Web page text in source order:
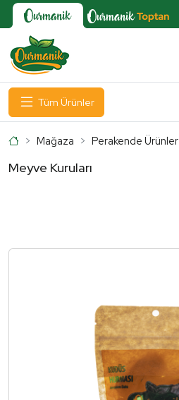
Tüm Ürünler
Ana Sayfa
Mağaza Perakende Ürünler
Meyve Kuruları